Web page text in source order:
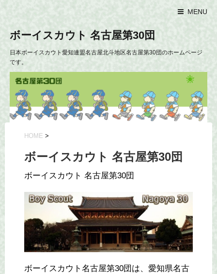
MENU
ボーイスカウト 名古屋第30団
日本ボーイスカウト愛知連盟名古屋北斗地区名古屋第30団のホームページ
です。
HOME >
ボーイスカウト 名古屋第30団
ボーイスカウト 名古屋第30団
ボーイスカウト名古屋第30団は、愛知県名古